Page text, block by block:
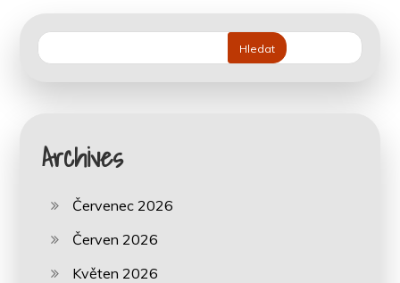
Hledat
Archives
Červenec 2026
Červen 2026
Květen 2026